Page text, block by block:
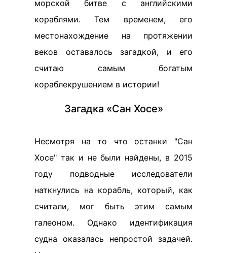
морской битве с английскими
кораблями. Тем временем, его
местонахождение на протяжении
веков оставалось загадкой, и его
считаю самым богатым
кораблекрушением в истории!
Загадка «Сан Хосе»
Несмотря на то что останки "Сан
Хосе" так и не были найдены, в 2015
году подводные исследователи
наткнулись на корабль, который, как
считали, мог быть этим самым
галеоном. Однако идентификация
судна оказалась непростой задачей.